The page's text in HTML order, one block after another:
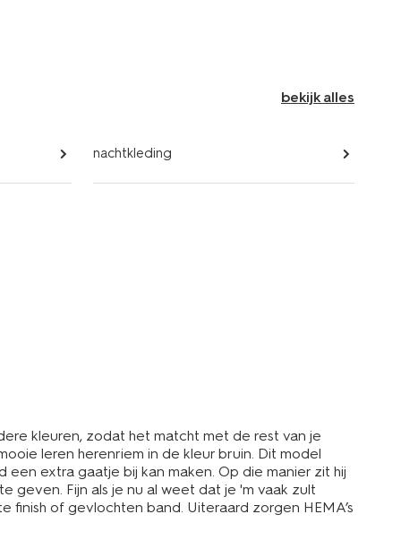
bekijk alles
nachtkleding
kleuren, zodat het matcht met de rest van je
leren herenriem in de kleur bruin. Dit model
extra gaatje bij kan maken. Op die manier zit hij
geven. Fijn als je nu al weet dat je 'm vaak zult
of gevlochten band. Uiteraard zorgen HEMA’s